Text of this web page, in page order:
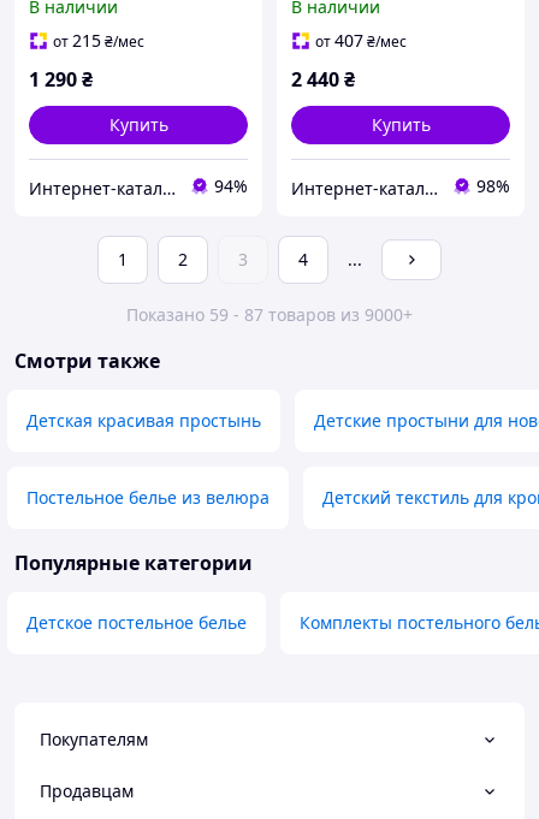
85647AK10T
В наличии
от215₴/мес
1 290₴
Купить
Интернет-каталог скидок "Профит плюс" 94%
гипоаллергенная
855P8606A
В наличии
от407₴/мес
2 440₴
Купить
Инте​рнет​-кат​алог ск​​идок "BAGSPACE" 98%
1 2 3 4 ...
Показано 59 - 87 товаров из 9000+
Смотри также
Детская красивая простынь Детские простыни для
Постельное белье из велюра Детский текстиль для
Популярные категории
Детское постельное белье Комплекты постельного
Покупателям
Продавцам